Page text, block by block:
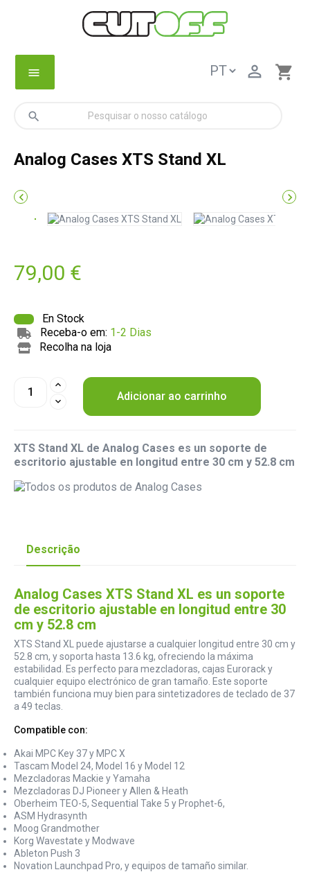
menu shopping_cart

search
Analog Cases XTS Stand XL
 
79,00 €
En Stock
Receba-o em: 1-2 Dias
Recolha na loja
Adicionar ao carrinho
XTS Stand XL de Analog Cases es un soporte de
escritorio ajustable en longitud entre 30 cm y 52.8 cm
Descrição
Analog Cases XTS Stand XL es un soporte
de escritorio ajustable en longitud entre 30
cm y 52.8 cm
XTS Stand XL puede ajustarse a cualquier longitud entre 30 cm y
52.8 cm, y soporta hasta 13.6 kg, ofreciendo la máxima
estabilidad. Es perfecto para mezcladoras, cajas Eurorack y
cualquier equipo electrónico de gran tamaño. Este soporte
también funciona muy bien para sintetizadores de teclado de 37
a 49 teclas.
Compatible con:
Akai MPC Key 37 y MPC X
Tascam Model 24, Model 16 y Model 12
Mezcladoras Mackie y Yamaha
Mezcladoras DJ Pioneer y Allen & Heath
Oberheim TEO-5, Sequential Take 5 y Prophet-6,
ASM Hydrasynth
Moog Grandmother
Korg Wavestate y Modwave
Ableton Push 3
Novation Launchpad Pro, y equipos de tamaño similar.